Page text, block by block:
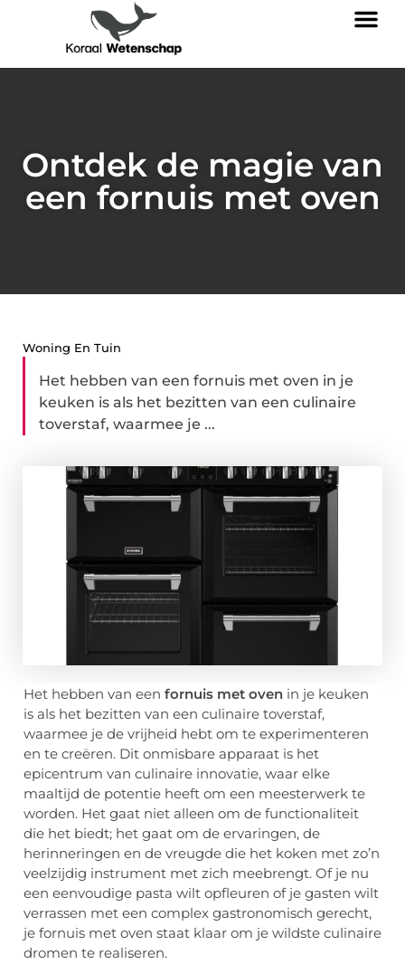
Ontdek de magie van
een fornuis met oven
Woning En Tuin
Het hebben van een fornuis met oven in je
keuken is als het bezitten van een culinaire
toverstaf, waarmee je ...
Het hebben van een fornuis met oven in je keuken
is als het bezitten van een culinaire toverstaf,
waarmee je de vrijheid hebt om te experimenteren
en te creëren. Dit onmisbare apparaat is het
epicentrum van culinaire innovatie, waar elke
maaltijd de potentie heeft om een meesterwerk te
worden. Het gaat niet alleen om de functionaliteit
die het biedt; het gaat om de ervaringen, de
herinneringen en de vreugde die het koken met zo’n
veelzijdig instrument met zich meebrengt. Of je nu
een eenvoudige pasta wilt opfleuren of je gasten wilt
verrassen met een complex gastronomisch gerecht,
je fornuis met oven staat klaar om je wildste culinaire
dromen te realiseren.